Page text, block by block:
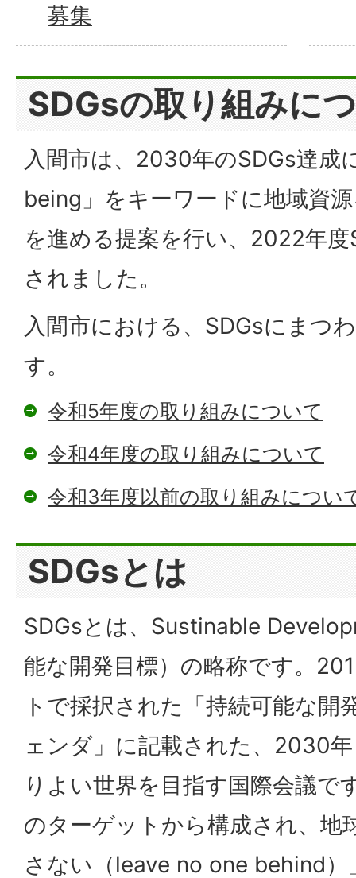
募集
SDGsの取り組みに
入間市は、2030年のSDGs達成
being」をキーワードに地域資
を進める提案を行い、2022年
されました。
入間市における、SDGsにまつ
す。
令和5年度の取り組みについて
令和4年度の取り組みについて
令和3年度以前の取り組みについ
SDGsとは
SDGsとは、Sustinable
能な開発目標）の略称です。
トで採択された「持続可能な
ェンダ」に記載された、2030
りよい世界を目指す国際会議で
のターゲットから構成され、地
さない（leave no one behind